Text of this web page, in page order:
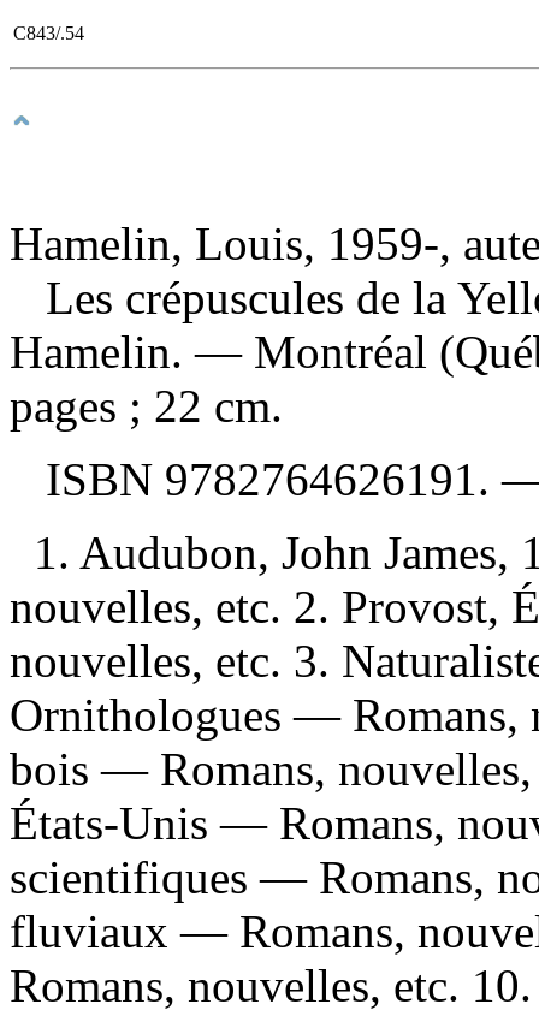
C843/.54
Hamelin, Louis, 1959-,
Les crépuscules de la
Hamelin. — Montréal
pages ; 22 cm.
ISBN 9782764626191.
1. Audubon, John
nouvelles, etc. 2. Provost,
nouvelles, etc. 3.
Ornithologues — Romans,
bois — Romans,
États-Unis — Romans,
scientifiques — Romans,
fluviaux — Romans,
Romans, nouvelles, etc.